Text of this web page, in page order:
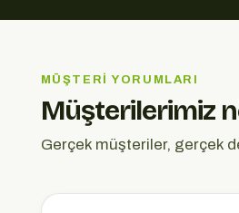
MÜŞTERI YORUMLARI
Müşterilerimiz
Gerçek müşteriler, gerçek